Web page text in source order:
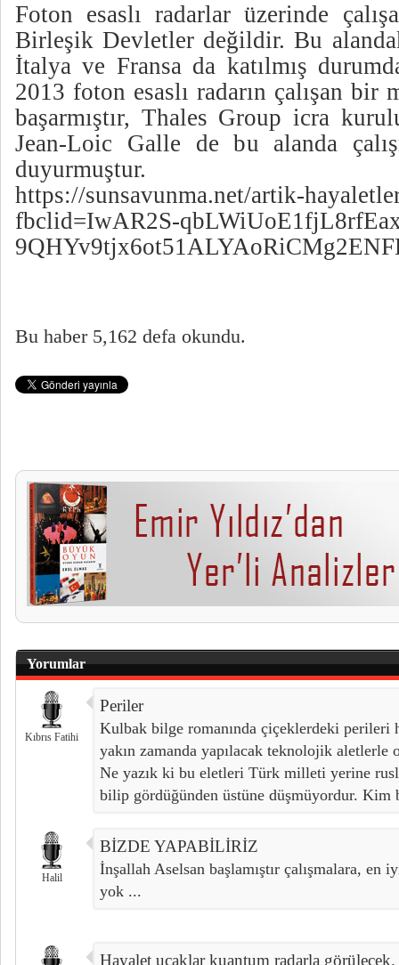
Foton esaslı radarlar üzerinde
Birleşik Devletler değildir. Bu
İtalya ve Fransa da katılmış
2013 foton esaslı radarın çalışan
başarmıştır, Thales Group icra
Jean-Loic Galle de bu alanda
duyurmuştur.
https://sunsavunma.net/artik-
fbclid=IwAR2S-
Bu haber 5,162 defa okundu.
Yorumlar
Kıbrıs Fatihi
Periler
Kulbak bilge romanında çiçeklerdeki perileri
yakın zamanda yapılacak teknolojik aletlerle
Ne yazık ki bu eletleri Türk milleti yerine
bilip gördüğünden üstüne düşmüyordur.
Halil
BİZDE YAPABİLİRİZ
İnşallah Aselsan başlamıştır çalışmalara, en
yok ...
Hayalet uçaklar kuantum radarla görülecek.